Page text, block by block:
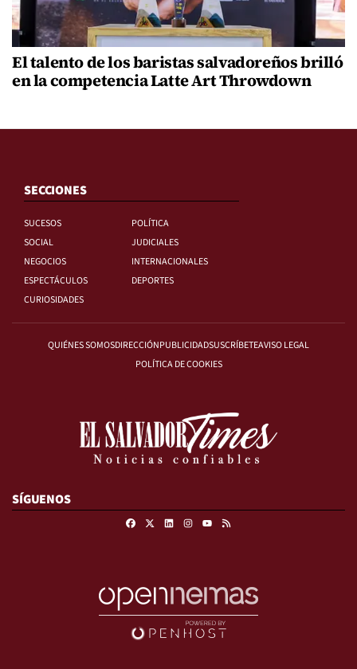
El talento de los baristas salvadoreños brilló
en la competencia Latte Art Throwdown
SECCIONES
SUCESOS
POLÍTICA
SOCIAL
JUDICIALES
NEGOCIOS
INTERNACIONALES
ESPECTÁCULOS
DEPORTES
CURIOSIDADES
QUIÉNES SOMOSDIRECCIÓNPUBLICIDADSUSCRÍBETEAVISO LEGAL
POLÍTICA DE COOKIES
SÍGUENOS
FacebookLinkedinInstagram